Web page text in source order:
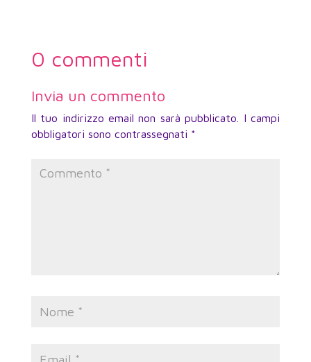
0 commenti
Invia un commento
Il tuo indirizzo email non sarà pubblicato.
I campi
obbligatori sono contrassegnati *